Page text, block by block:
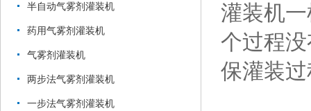
半自动气雾剂灌装机
药用气雾剂灌装机
气雾剂灌装机
两步法气雾剂灌装机
一步法气雾剂灌装机
灌装机
个过程
保灌装